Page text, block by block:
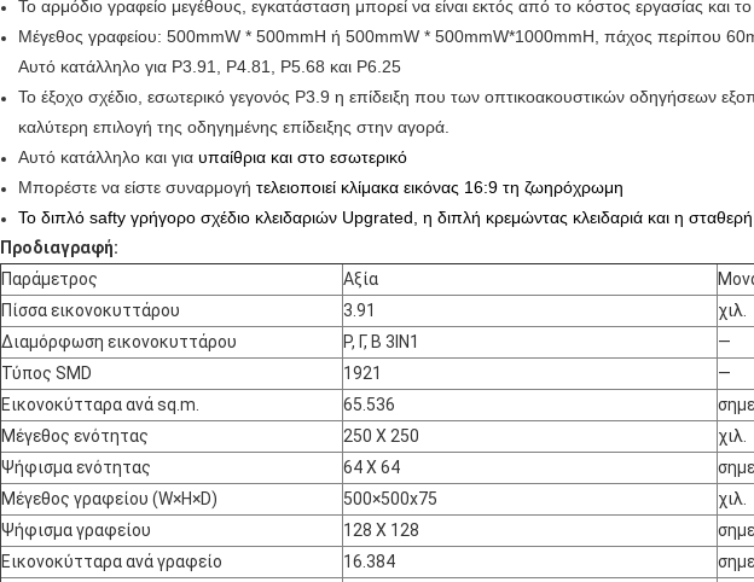
Το αρμόδιο γραφείο μεγέθους, εγκατάσταση μπορεί να είναι εκτός από το κόστος εργασίας και
Μέγεθος γραφείου: 500mmW * 500mmH ή 500mmW * 500mmW*1000mmH, πάχος περίπου
Αυτό κατάλληλο για P3.91, P4.81, P5.68 και P6.25
Το έξοχο σχέδιο, εσωτερικό γεγονός P3.9 η επίδειξη που των οπτικοακουστικών οδηγήσεων
καλύτερη επιλογή της οδηγημένης επίδειξης στην αγορά.
Αυτό κατάλληλο και για υπαίθρια και στο εσωτερικό
Μπορέστε να είστε συναρμογή τελειοποιεί κλίμακα εικόνας 16:9 τη ζωηρόχρωμη
Το διπλό safty γρήγορο σχέδιο κλειδαριών Upgrated, η διπλή κρεμώντας κλειδαριά και η
Προδιαγραφή:
Παράμετρος
Αξία
Πίσσα εικονοκυττάρου
3.91
χιλ.
Διαμόρφωση εικονοκυττάρου
Ρ, Γ, Β 3IN1
—
Τύπος SMD
1921
—
Εικονοκύτταρα ανά sq.m.
65.536
Μέγεθος ενότητας
250 X 250
χιλ.
Ψήφισμα ενότητας
64 X 64
Μέγεθος γραφείου (W×H×D)
500×500x75
χιλ.
Ψήφισμα γραφείου
128 X 128
Εικονοκύτταρα ανά γραφείο
16.384